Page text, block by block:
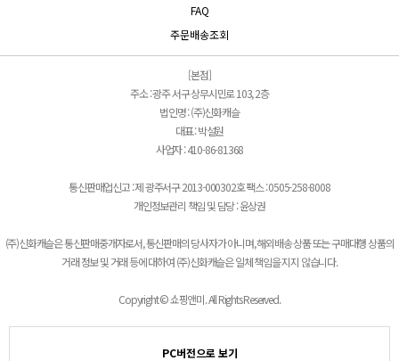
FAQ
주문배송조회
[본점]
주소 : 광주 서구 상무시민로 103, 2층
법인명 : (주)신화캐슬
대표 : 박설원
사업자 : 410-86-81368
통신판매업신고 : 제 광주서구 2013-000302호 팩스 : 0505-258-8008
개인정보관리 책임 및 담당 : 윤상권
(주)신화캐슬은 통신판매중개자로서, 통신판매의 당사자가 아니며, 해외배송 상품 또는 구매대행 상품의
거래 정보 및 거래 등에 대하여 (주)신화캐슬은 일체 책임을 지지 않습니다.
Copyright © 쇼핑앤미. All Rights Reserved.
PC버전으로 보기